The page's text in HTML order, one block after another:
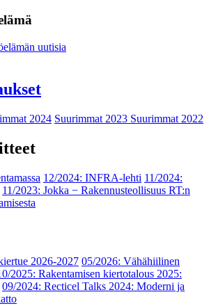
uutisia
2024 Suurimmat 2023 Suurimmat 2022
12/2024: INFRA-lehti 11/2024:
11/2023: Jokka − Rakennusteollisuus RT:n
2026-2027 05/2026: Vähähiilinen
2025: Rakentamisen kiertotalous 2025:
09/2024: Recticel Talks 2024: Moderni ja